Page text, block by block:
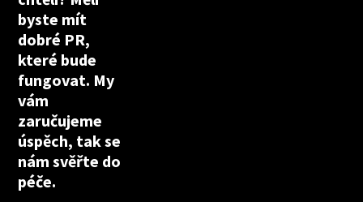
byste mít
dobré PR,
které bude
fungovat. My
vám
zaručujeme
úspěch, tak se
nám svěřte do
péče.